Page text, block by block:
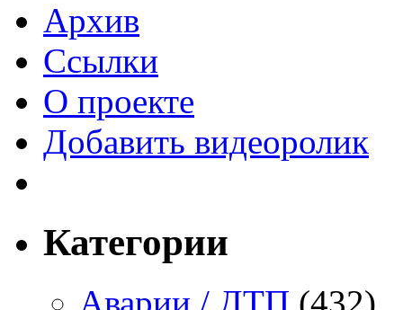
Архив
Ссылки
О проекте
Добавить видеоролик
Категории
Аварии / ДТП (432)